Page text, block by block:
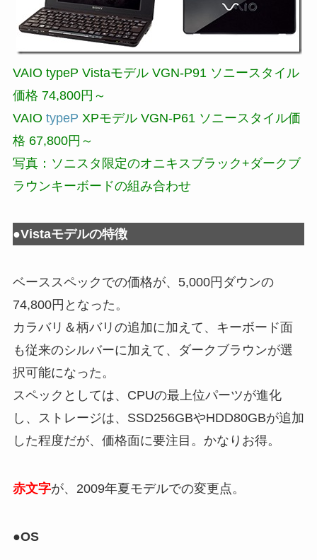
VAIO typeP Vistaモデル VGN-P91 ソニースタイル
価格 74,800円～
VAIO typeP XPモデル VGN-P61 ソニースタイル価
格 67,800円～
写真：ソニスタ限定のオニキスブラック+ダークブ
ラウンキーボードの組み合わせ
●Vistaモデルの特徴
ベーススペックでの価格が、5,000円ダウンの
74,800円となった。
カラバリ＆柄バリの追加に加えて、キーボード面
も従来のシルバーに加えて、ダークブラウンが選
択可能になった。
スペックとしては、CPUの最上位パーツが進化
し、ストレージは、SSD256GBやHDD80GBが追加
した程度だが、価格面に要注目。かなりお得。
赤文字が、2009年夏モデルでの変更点。
●OS